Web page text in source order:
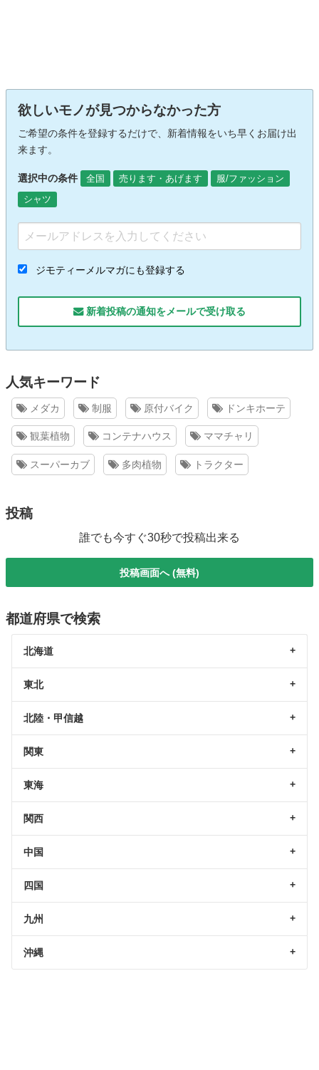
欲しいモノが見つからなかった方
ご希望の条件を登録するだけで、新着情報をいち早くお届け出
来ます。
選択中の条件 全国 売ります・あげます
服/ファッション
シャツ
ジモティーメルマガにも登録する
新着投稿の通知をメールで受け取る
人気キーワード
メダカ 制服 原付バイク ドンキホーテ
観葉植物 コンテナハウス ママチャリ
スーパーカブ 多肉植物 トラクター
投稿
誰でも今すぐ30秒で投稿出来る
投稿画面へ (無料)
都道府県で検索
北海道
東北
北陸・甲信越
関東
東海
関西
中国
四国
九州
沖縄